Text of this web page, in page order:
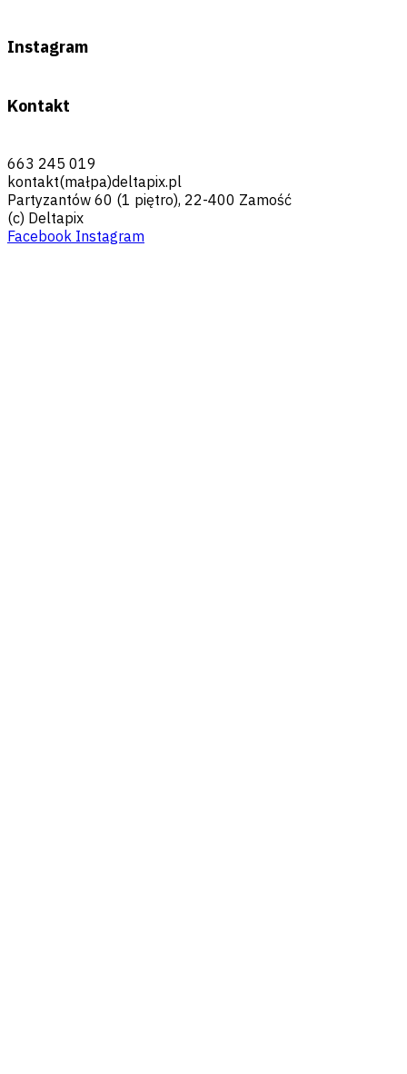
Instagram
Kontakt
663 245 019
kontakt(małpa)deltapix.pl
Partyzantów 60 (1 piętro), 22-400 Zamość
(c) Deltapix
Facebook Instagram